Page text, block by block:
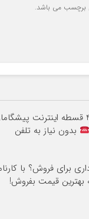
برچسب می باشد.
بدون نیاز به تلفن
برای فروش؟ با
بهترین قیمت بفروش!